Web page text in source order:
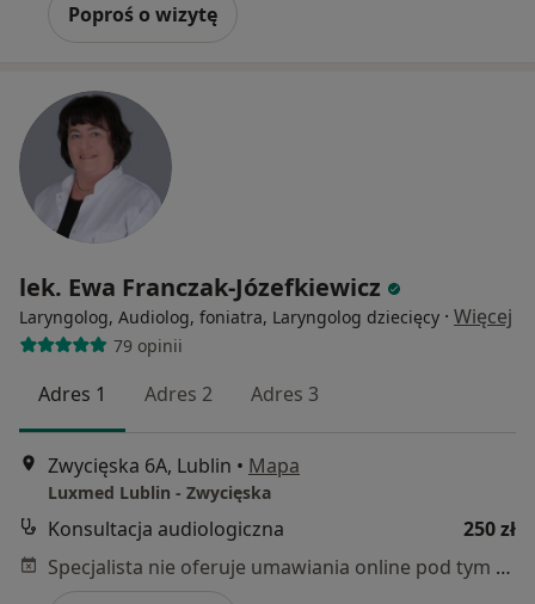
Poproś o wizytę
lek. Ewa Franczak-Józefkiewicz
Laryngolog, Audiolog, foniatra, Laryngolog dziecięcy · Więcej
79 opinii
Adres 1 Adres 2 Adres 3
Zwycięska 6A, Lublin • Mapa
Luxmed Lublin - Zwycięska
Konsultacja audiologiczna
250 zł
Specjalista nie oferuje umawiania online pod tym adresem.